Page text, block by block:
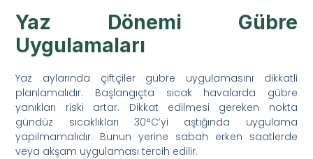
Yaz Dönemi Gübre
Uygulamaları
Yaz aylarında çiftçiler gübre uygulamasını dikkatli
planlamalıdır. Başlangıçta sıcak havalarda gübre
yanıkları riski artar. Dikkat edilmesi gereken nokta
gündüz sıcaklıkları 30°C’yi aştığında uygulama
yapılmamalıdır. Bunun yerine sabah erken saatlerde
veya akşam uygulaması tercih edilir.